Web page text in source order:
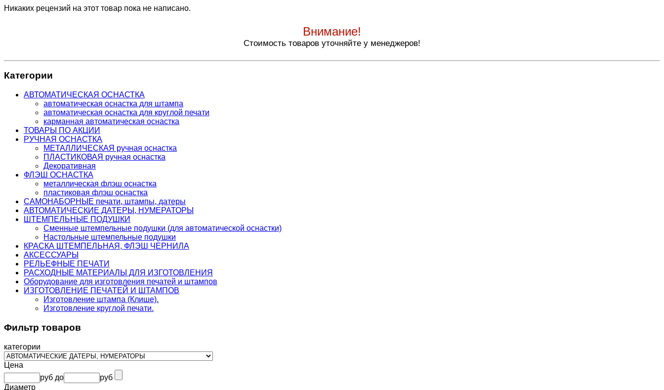
Никаких рецензий на этот товар пока не написано.
Внимание!
Стоимость товаров уточняйте у менеджеров!
Категории
АВТОМАТИЧЕСКАЯ ОСНАСТКА
автоматическая оснастка для штампа
автоматическая оснастка для круглой печати
карманная автоматическая оснастка
ТОВАРЫ ПО АКЦИИ
РУЧНАЯ ОСНАСТКА
МЕТАЛЛИЧЕСКАЯ ручная оснастка
ПЛАСТИКОВАЯ ручная оснастка
Декоративная
ФЛЭШ ОСНАСТКА
металлическая флэш оснастка
пластиковая флэш оснастка
САМОНАБОРНЫЕ печати, штампы, датеры
АВТОМАТИЧЕСКИЕ ДАТЕРЫ, НУМЕРАТОРЫ
ШТЕМПЕЛЬНЫЕ ПОДУШКИ
Сменные штемпельные подушки (для автоматической оснастки)
Настольные штемпельные подушки
КРАСКА ШТЕМПЕЛЬНАЯ, ФЛЭШ ЧЕРНИЛА
АКСЕССУАРЫ
РЕЛЬЕФНЫЕ ПЕЧАТИ
РАСХОДНЫЕ МАТЕРИАЛЫ ДЛЯ ИЗГОТОВЛЕНИЯ
Оборудование для изготовления печатей и штампов
ИЗГОТОВЛЕНИЕ ПЕЧАТЕЙ И ШТАМПОВ
Изготовление штампа (Клише).
Изготовление круглой печати.
Фильтр товаров
категории
Цена
руб до
руб
Диаметр